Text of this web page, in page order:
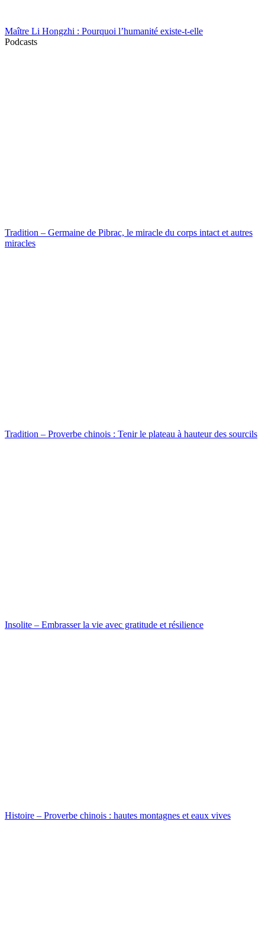
Maître Li Hongzhi : Pourquoi l’humanité existe-t-elle
Podcasts
Tradition – Germaine de Pibrac, le miracle du corps intact et autres
miracles
Tradition – Proverbe chinois : Tenir le plateau à hauteur des sourcils
Insolite – Embrasser la vie avec gratitude et résilience
Histoire – Proverbe chinois : hautes montagnes et eaux vives